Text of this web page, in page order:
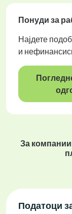
Понуди за
Најдете
и
За
Податоци